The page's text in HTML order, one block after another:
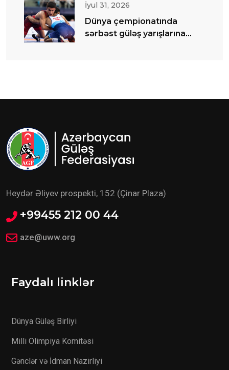
İyul 31, 2026
Dünya çempionatında
sərbəst güləş yarışlarına
Heydər Əliyev prospekti, 152 (Çinar Plaza)
+99455 212 00 44
aze@uww.org
Faydalı linklər
Dünya Güləş Birliyi
Milli Olimpiya Komitəsi
Gənclər və İdman Nazirliyi